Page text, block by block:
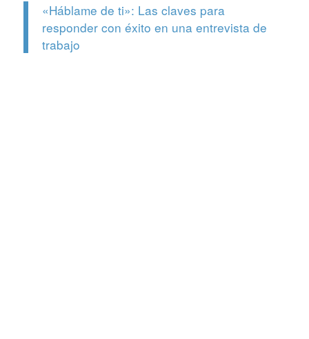
«Háblame de ti»: Las claves para
responder con éxito en una entrevista de
trabajo